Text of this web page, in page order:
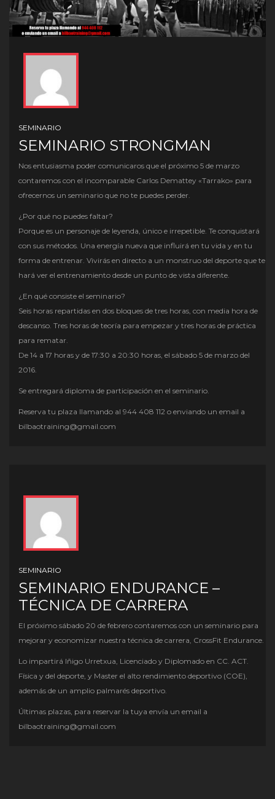
SEMINARIO
SEMINARIO STRONGMAN
Nos entusiasma poder comunicaros que el próximo 5 de marzo
contaremos con el incomparable Carlos Demattey «Tarrako» para
ofrecernos un seminario que no te puedes perder.
¿Por qué no puedes faltar?
Porque es un personaje de leyenda, único e irrepetible. Te conquistará
con sus métodos. Una energía nueva que influirá en tu vida y en tu
forma de entrenar. Vivirás en directo a un monstruo del deporte que te
hará ver el entrenamiento desde un punto de vista diferente.
¿En qué consiste el seminario?
Seis horas repartidas en dos bloques de tres horas, con media hora de
descanso. Tres horas de teoría para empezar y tres horas de práctica
para rematar.
De 14 a 17 horas y de 17:30 a 20:30 horas, el sábado 5 de marzo del
2016.
Se entregará diploma de participación en el seminario.
Reserva tu plaza llamando al 944 408 112 o enviando un email a
bilbaotraining@gmail.com
SEMINARIO
SEMINARIO ENDURANCE –
TÉCNICA DE CARRERA
El próximo sábado 20 de febrero contaremos con un seminario para
mejorar y economizar nuestra técnica de carrera, CrossFit Endurance.
Lo impartirá Iñigo Urretxua, Licenciado y Diplomado en CC. ACT.
Física y del deporte, y Master el alto rendimiento deportivo (COE),
además de un amplio palmarés deportivo.
Últimas plazas, para reservar la tuya envía un email a
bilbaotraining@gmail.com